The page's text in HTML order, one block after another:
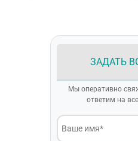
ЗАДАТЬ
Мы оперативно
ответим на